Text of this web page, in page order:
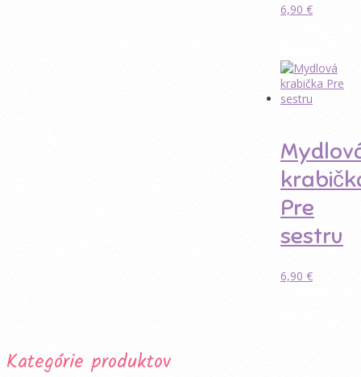
6,90 €
Pre
sestru
6,90 €
Kategórie produktov